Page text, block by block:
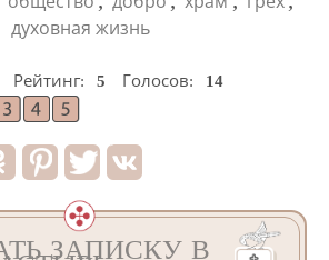
духовная жизнь
Рейтинг: 5 Голосов:
14
ЗАПИСКУ В